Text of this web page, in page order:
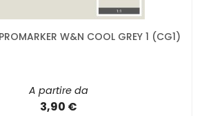
W&N COOL GREY 1 (CG1)
A partire da
3,90 €